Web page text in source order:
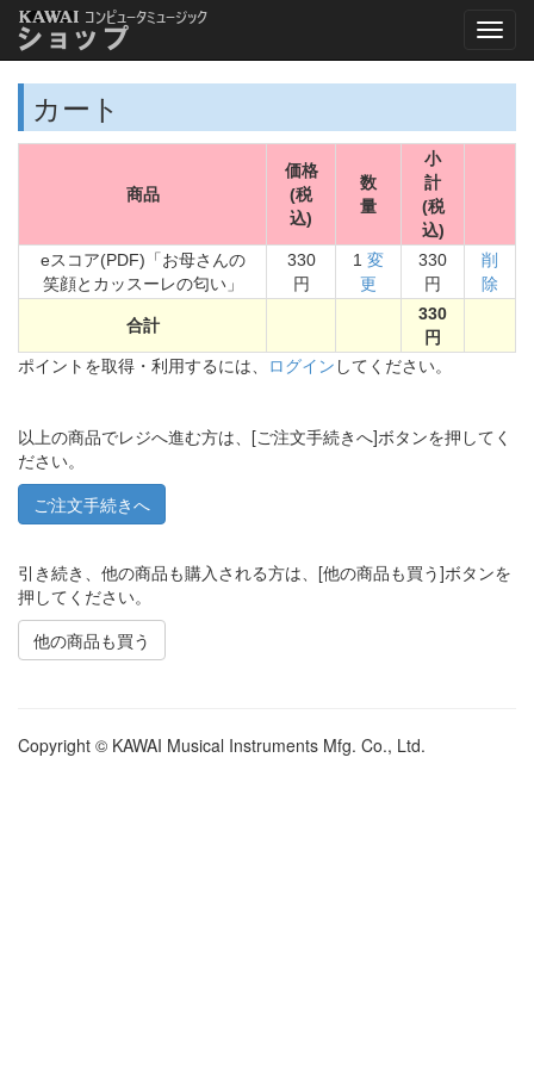
カート
商品
価格
(税
込)
数
量
小
計
(税
込)
eスコア(PDF)「お母さんの
笑顔とカッスーレの匂い」
330
円
1 変
更
330
円
削
除
合計
330
円
ポイントを取得・利用するには、 ログイン してください。
以上の商品でレジへ進む方は、[ご注文手続きへ]ボタンを押してく
ださい。
引き続き、他の商品も購入される方は、[他の商品も買う]ボタンを
押してください。
他の商品も買う
Copyright © KAWAI Musical Instruments Mfg. Co., Ltd.